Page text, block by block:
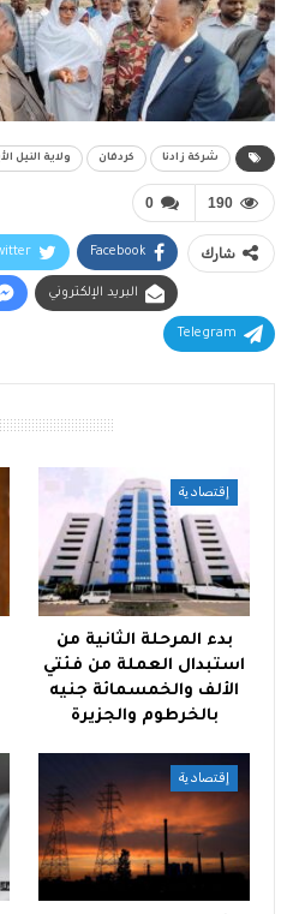
شركة زادنا كردفان ولاية النيل
0 190
شارك Facebook
البريد الإلكتروني
Telegram
إقتصادية
بدء المرحلة الثانية من
استبدال العملة من فئتي
الألف والخمسمائة جنيه
بالخرطوم والجزيرة
إقتصادية